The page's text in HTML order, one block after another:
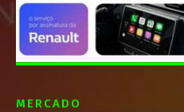
MERCADO